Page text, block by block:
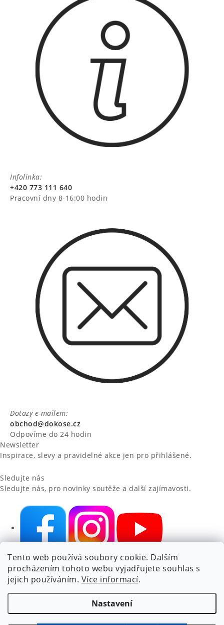
Tento web používá soubory cookie. Dalším
procházením tohoto webu vyjadřujete souhlas s
jejich používáním. Více informací.
Nastavení
Infolinka:
+420 773 111 640
Pracovní dny 8-16:00 hodin
Dotazy e-mailem:
obchod@dokose.cz
Odpovíme do 24 hodin
Newsletter
Inspirace, slevy a pravidelné akce jen pro přihlášené.
Sledujte nás
Sledujte nás, pro novinky soutěže a další zajímavosti.
NIKARO, s.r.o.- Dokoše.cz, Veselka 48, 259 01 Olbramovice -
Votice, ČESKÁ REPUBLIKA
Podle zákona o evidenci tržeb je prodávající povinen vystavit
kupujícímu účtenku.
Zároveň je povinen zaevidovat přijatou tržbu u správce daně
online; v případě technického výpadku pak nejpozději do 48